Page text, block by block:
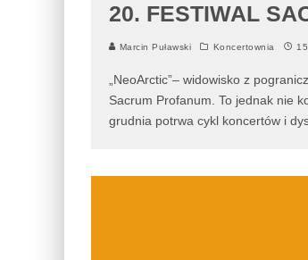
20. FESTIWAL
Marcin Puławski Koncertownia
„NeoArctic”– widowisko z
Sacrum Profanum. To jednak nie
grudnia potrwa cykl koncertów i